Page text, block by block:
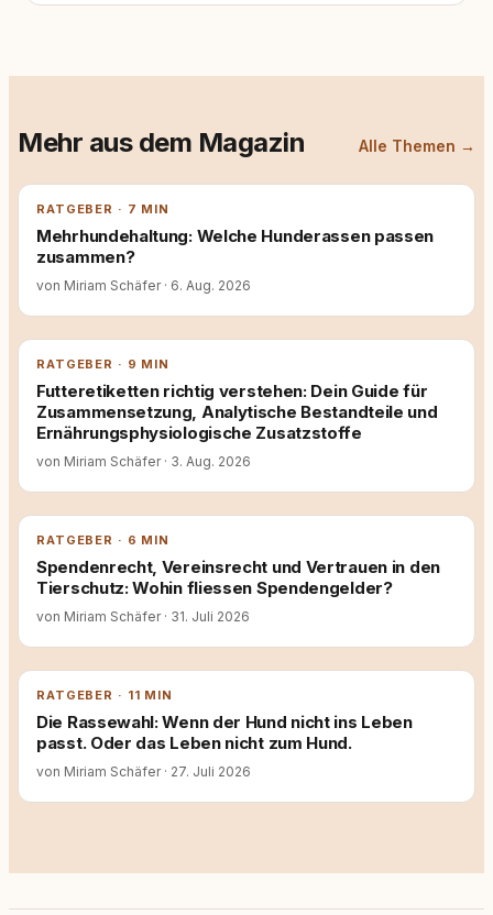
Mehr aus dem Magazin Alle Themen →
RATGEBER · 7 MIN
Mehrhundehaltung: Welche Hunderassen passen
zusammen?
von Miriam Schäfer · 6. Aug. 2026
RATGEBER · 9 MIN
Futteretiketten richtig verstehen: Dein Guide für
Zusammensetzung, Analytische Bestandteile und
Ernährungsphysiologische Zusatzstoffe
von Miriam Schäfer · 3. Aug. 2026
RATGEBER · 6 MIN
Spendenrecht, Vereinsrecht und Vertrauen in den
Tierschutz: Wohin fliessen Spendengelder?
von Miriam Schäfer · 31. Juli 2026
RATGEBER · 11 MIN
Die Rassewahl: Wenn der Hund nicht ins Leben
passt. Oder das Leben nicht zum Hund.
von Miriam Schäfer · 27. Juli 2026